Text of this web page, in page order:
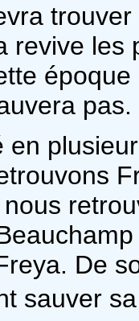
revive les
pas.
en
De
sauver